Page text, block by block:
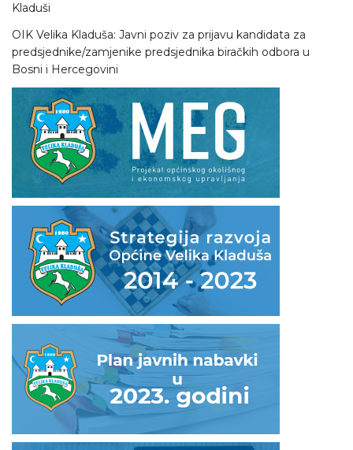
Kladuši
OIK Velika Kladuša: Javni poziv za prijavu kandidata za
predsjednike/zamjenike predsjednika biračkih odbora u
Bosni i Hercegovini